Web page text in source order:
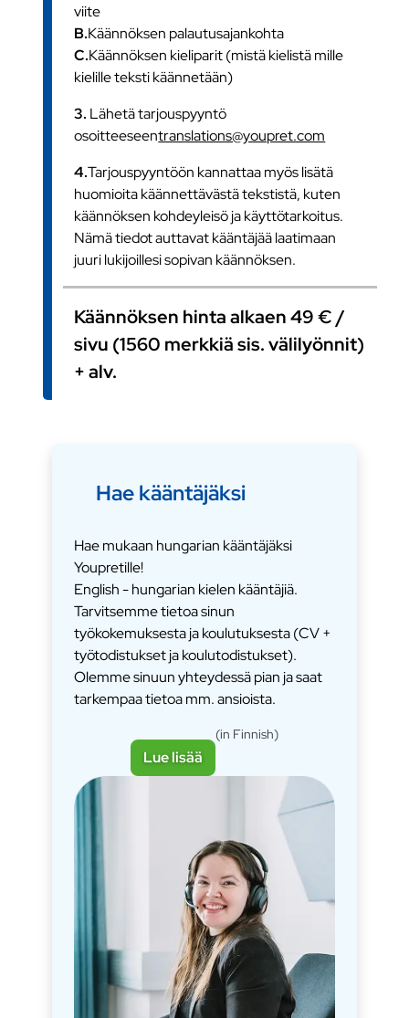
viite
B.Käännöksen palautusajankohta
C.Käännöksen kieliparit (mistä kielistä mille
kielille teksti käännetään)
3. Lähetä tarjouspyyntö
osoitteeseentranslations@youpret.com
4.Tarjouspyyntöön kannattaa myös lisätä
huomioita käännettävästä tekstistä, kuten
käännöksen kohdeyleisö ja käyttötarkoitus.
Nämä tiedot auttavat kääntäjää laatimaan
juuri lukijoillesi sopivan käännöksen.
Käännöksen hinta alkaen 49 € /
sivu (1560 merkkiä sis. välilyönnit)
+ alv.
Hae kääntäjäksi
Hae mukaan hungarian kääntäjäksi
Youpretille!
English - hungarian kielen kääntäjiä.
Tarvitsemme tietoa sinun
työkokemuksesta ja koulutuksesta (CV +
työtodistukset ja koulutodistukset).
Olemme sinuun yhteydessä pian ja saat
tarkempaa tietoa mm. ansioista.
Lue lisää
(in Finnish)